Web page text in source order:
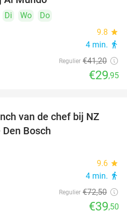
Di Wo
Do
9.8 star
4 min. directions_walk
Regulier €41,20
€29,95
46%
van de chef bij NZ
Bosch
9.6 star
4 min. directions_walk
Regulier €72,50
€39,50